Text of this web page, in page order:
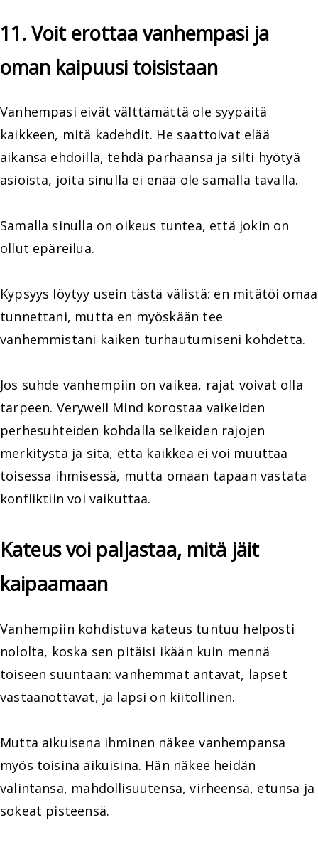
11. Voit erottaa vanhempasi ja
oman kaipuusi toisistaan
Vanhempasi eivät välttämättä ole syypäitä
kaikkeen, mitä kadehdit. He saattoivat elää
aikansa ehdoilla, tehdä parhaansa ja silti hyötyä
asioista, joita sinulla ei enää ole samalla tavalla.
Samalla sinulla on oikeus tuntea, että jokin on
ollut epäreilua.
Kypsyys löytyy usein tästä välistä: en mitätöi omaa
tunnettani, mutta en myöskään tee
vanhemmistani kaiken turhautumiseni kohdetta.
Jos suhde vanhempiin on vaikea, rajat voivat olla
tarpeen. Verywell Mind korostaa vaikeiden
perhesuhteiden kohdalla selkeiden rajojen
merkitystä ja sitä, että kaikkea ei voi muuttaa
toisessa ihmisessä, mutta omaan tapaan vastata
konfliktiin voi vaikuttaa.
Kateus voi paljastaa, mitä jäit
kaipaamaan
Vanhempiin kohdistuva kateus tuntuu helposti
nololta, koska sen pitäisi ikään kuin mennä
toiseen suuntaan: vanhemmat antavat, lapset
vastaanottavat, ja lapsi on kiitollinen.
Mutta aikuisena ihminen näkee vanhempansa
myös toisina aikuisina. Hän näkee heidän
valintansa, mahdollisuutensa, virheensä, etunsa ja
sokeat pisteensä.